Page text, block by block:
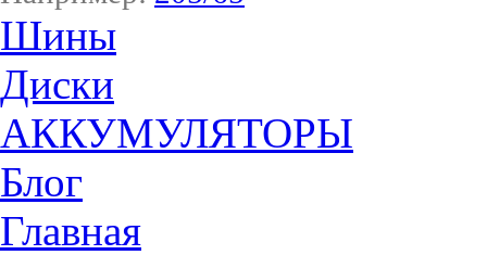
Шины
Диски
АККУМУЛЯТОРЫ
Блог
Главная